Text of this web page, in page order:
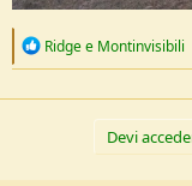
R
c
Ridgee Montinvisibili
Devi